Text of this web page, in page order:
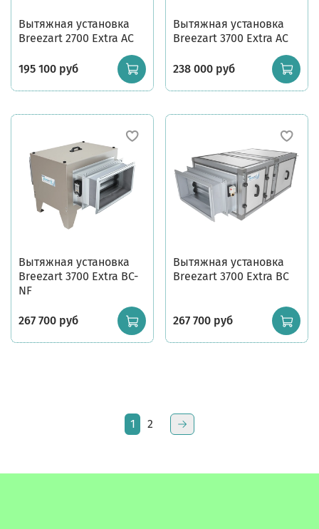
Вытяжная установка
Breezart 2700 Extra AC
195 100 руб
Вытяжная установка
Breezart 3700 Extra AC
238 000 руб
Вытяжная установка
Breezart 3700 Extra BC-
NF
267 700 руб
Вытяжная установка
Breezart 3700 Extra BC
267 700 руб
1 2